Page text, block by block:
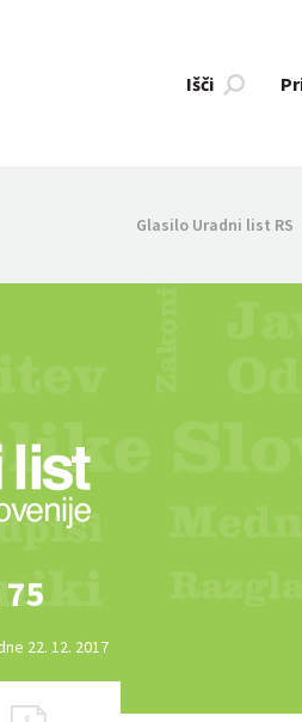
Išči
Glasilo Uradni list RS
22. 12. 2017